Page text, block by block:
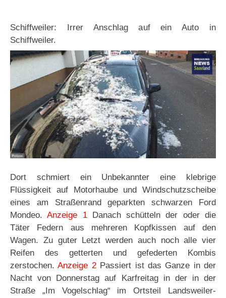
Schiffweiler: Irrer Anschlag auf ein Auto in
Schiffweiler.
Dort schmiert ein Unbekannter eine klebrige
Flüssigkeit auf Motorhaube und Windschutzscheibe
eines am Straßenrand geparkten schwarzen Ford
Mondeo.Anzeige 1Danach schütteln der oder die
Täter Federn aus mehreren Kopfkissen auf den
Wagen. Zu guter Letzt werden auch noch alle vier
Reifen des getterten und gefederten Kombis
zerstochen.Anzeige 2Passiert ist das Ganze in der
Nacht von Donnerstag auf Karfreitag in der in der
Straße „Im Vogelschlag“ im Ortsteil Landsweiler-